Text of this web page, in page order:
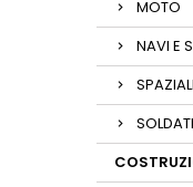
MOTO
NAVI E